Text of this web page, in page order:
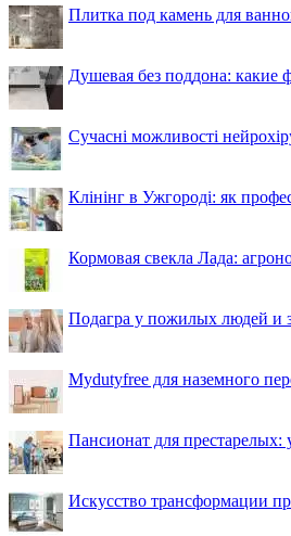
Плитка под камень для
Душевая без поддона: какие
Сучасні можливості
Клінінг в Ужгороді: як
Кормовая свекла Лада:
Подагра у пожилых людей и
Mydutyfree для наземного
Пансионат для
Искусство трансформации